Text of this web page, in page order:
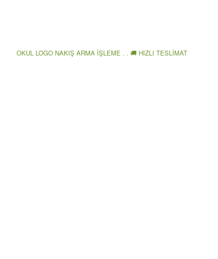
OKUL LOGO NAKIŞ ARMA İŞLEME . . 🚚 HIZLI TESLİMAT